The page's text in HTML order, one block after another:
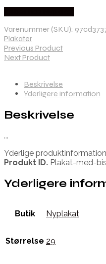
Varenummer (SKU):
Plakater
Previous Product
Next Product
Beskrivelse
Yderligere information
Beskrivelse
...
Yderlige
Produkt ID. Plakat-med-
Yderligere
Butik Nyplakat
Størrelse 29